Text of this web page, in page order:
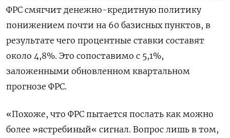
ФРС смягчит денежно-кредитную политику
понижением почти на 60 базисных пунктов, в
результате чего процентные ставки составят
около 4,8%. Это сопоставимо с 5,1%,
заложенными обновленном квартальном
прогнозе ФРС.
«Похоже, что ФРС пытается послать как можно
более »ястребиный« сигнал. Вопрос лишь в том,